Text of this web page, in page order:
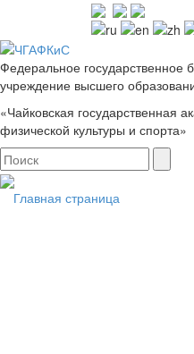
Федеральное государственное
учреждение высшего
«Чайковская государственная
физической культуры и спорта»
Главная страница